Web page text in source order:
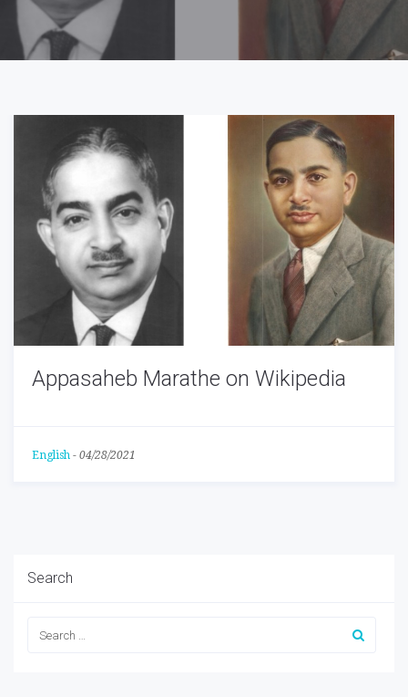
Appasaheb Marathe on Wikipedia
English - 04/28/2021
Search